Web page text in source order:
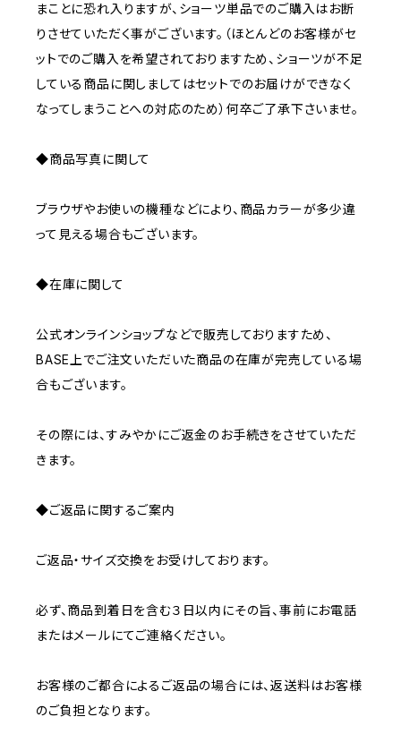
まことに恐れ入りますが、ショーツ単品でのご購入はお断
りさせていただく事がございます。（ほとんどのお客様がセ
ットでのご購入を希望されておりますため、ショーツが不足
している商品に関しましてはセットでのお届けができなく
なってしまうことへの対応のため）何卒ご了承下さいませ。
◆商品写真に関して
ブラウザやお使いの機種などにより、商品カラーが多少違
って見える場合もございます。
◆在庫に関して
公式オンラインショップなどで販売しておりますため、
BASE上でご注文いただいた商品の在庫が完売している場
合もございます。
その際には、すみやかにご返金のお手続きをさせていただ
きます。
◆ご返品に関するご案内
ご返品・サイズ交換をお受けしております。
必ず、商品到着日を含む３日以内にその旨、事前にお電話
またはメールにてご連絡ください。
お客様のご都合によるご返品の場合には、返送料はお客様
のご負担となります。